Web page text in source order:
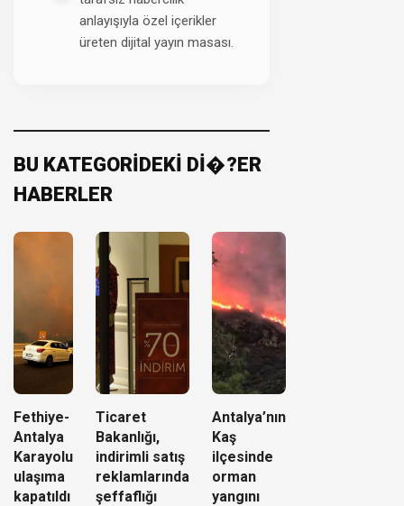
anlayışıyla özel içerikler
üreten dijital yayın masası.
BU KATEGORİDEKİ Dİ�?ER
HABERLER
Fethiye-
Antalya
Karayolu
ulaşıma
kapatıldı
Ticaret
Bakanlığı,
indirimli satış
reklamlarında
şeffaflığı
Antalya’nın
Kaş
ilçesinde
orman
yangını